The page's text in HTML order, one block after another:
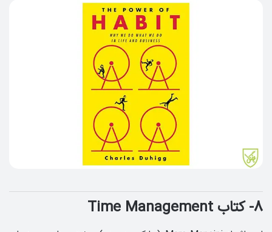
۸- کتاب Time Management